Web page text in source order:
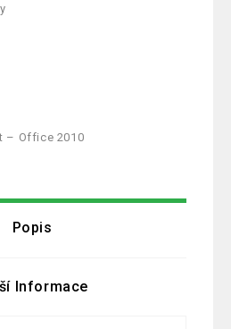
– Office 2010
Popis
Informace